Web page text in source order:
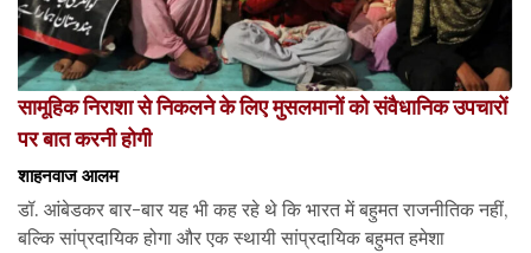
सामूहिक निराशा से निकलने के लिए मुसलमानों को संवैधानिक उपचारों
पर बात करनी होगी
शाहनवाज आलम
डॉ. आंबेडकर बार-बार यह भी कह रहे थे कि भारत में बहुमत राजनीतिक नहीं,
बल्कि सांप्रदायिक होगा और एक स्थायी सांप्रदायिक बहुमत हमेशा